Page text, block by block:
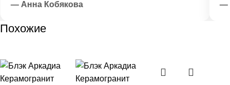
— Анна Кобякова —
Похожие